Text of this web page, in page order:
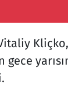
gece